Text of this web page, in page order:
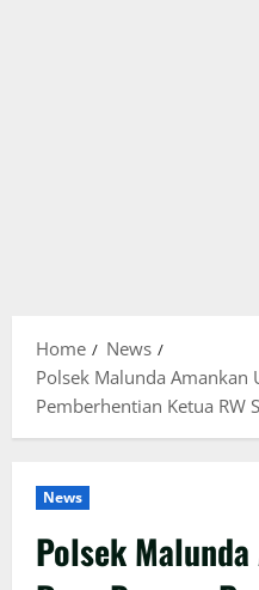
Home
News
Polsek Malunda Amankan
Pemberhentian Ketua RW
News
Polsek